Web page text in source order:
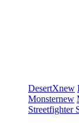
DesertXnew
Monsternew
Streetfighter